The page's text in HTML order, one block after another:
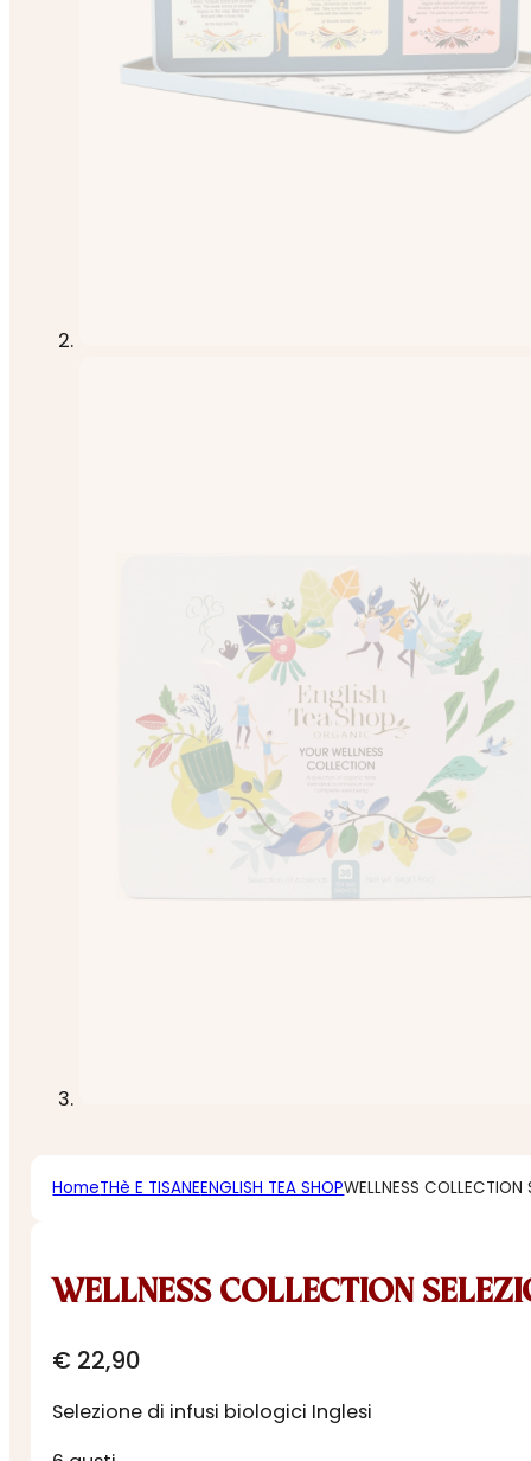
HomeTHè E TISANEENGLISH TEA SHOPWELLNESS COLLECTION
WELLNESS COLLECTION
€ 22,90
Selezione di infusi biologici Inglesi